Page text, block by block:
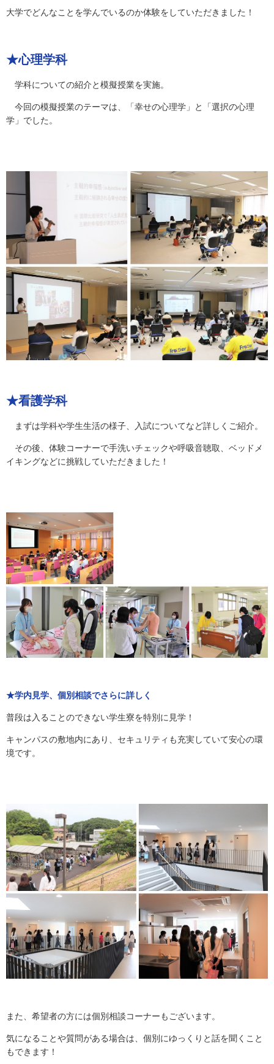
大学でどんなことを学んでいるのか体験をしていただきました！
★心理学科
学科についての紹介と模擬授業を実施。
今回の模擬授業のテーマは、「幸せの心理学」と「選択の心理
学」でした。
★看護学科
まずは学科や学生生活の様子、入試についてなど詳しくご紹介。
その後、体験コーナーで手洗いチェックや呼吸音聴取、 ベッドメ
イキングなどに挑戦していただきました ！
★学内見学、個別相談でさらに詳しく
普段は入ることのできない学生寮を特別に見学！
キャンパスの敷地内にあり、セキュリティも充実していて安心の環
境です。
また、 希望者の方には個別相談コーナーもございます。
気になることや質問がある場合は、個別にゆっくりと話を聞くこと
もできます！